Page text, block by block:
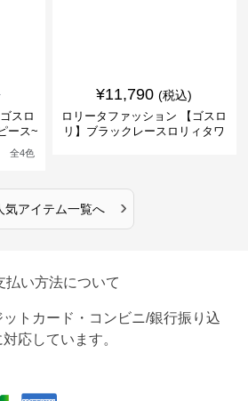
スロ
ース~
全4色
¥11,790 (税込)
ロリータファッション 【ゴスロ
リ】ブラックレースロリィタワ
気アイテム一覧へ ›
払い方法について
トカード・コンビニ/銀行振り込
応しています。